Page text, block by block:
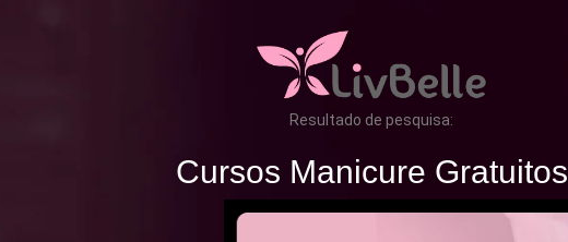
Resultado de pesquisa:
Cursos Manicure Gratuitos